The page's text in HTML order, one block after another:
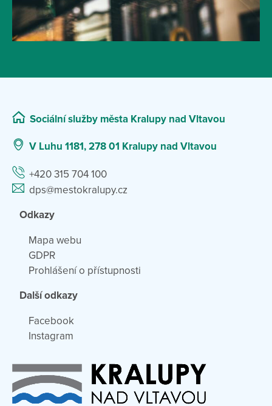
Sociální služby města Kralupy nad Vltavou
V Luhu 1181, 278 01 Kralupy nad Vltavou
+420 315 704 100
dps@mestokralupy.cz
Odkazy
Mapa webu
GDPR
Prohlášení o přístupnosti
Další odkazy
Facebook
Instagram